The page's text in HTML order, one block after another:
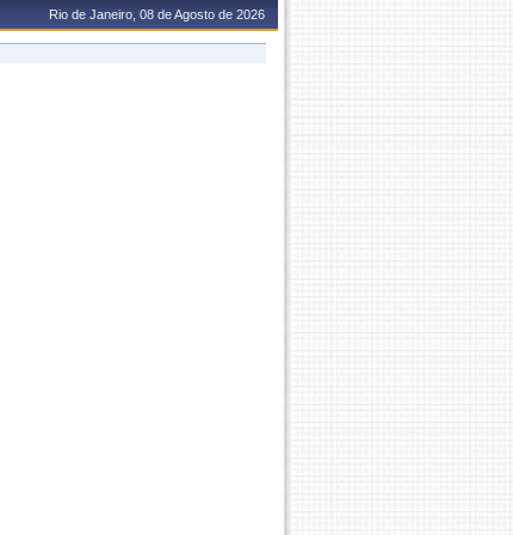
Rio de Janeiro, 08 de Agosto de 2026